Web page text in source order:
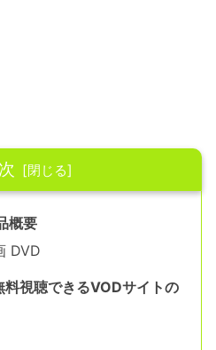
概要
DVD
料視聴できるVODサイトの